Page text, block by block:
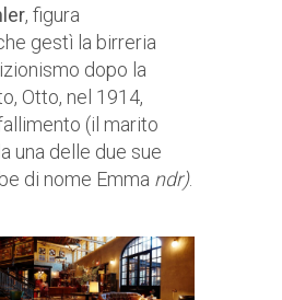
, figura
gestì la birreria
dopo la
Otto, nel 1914,
(il marito
una delle due sue
di nome Emma ndr).